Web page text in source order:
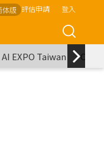
体版 評估申請 登入
AI EXPO Taiwan